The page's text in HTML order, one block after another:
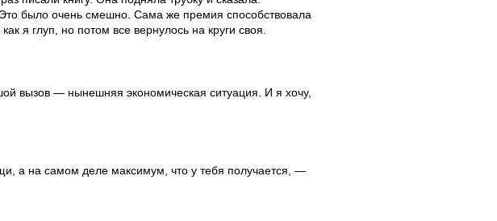
было очень смешно. Сама же премия способствовала
я глуп, но потом все вернулось на круги своя.
вызов — нынешняя экономическая ситуация. И я хочу,
а на самом деле максимум, что у тебя получается, —